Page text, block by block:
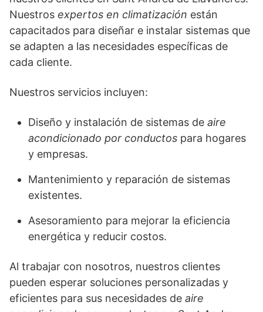
Nuestros expertos en climatización están
capacitados para diseñar e instalar sistemas que
se adapten a las necesidades específicas de
cada cliente.
Nuestros servicios incluyen:
Diseño y instalación de sistemas de aire
acondicionado por conductos para hogares
y empresas.
Mantenimiento y reparación de sistemas
existentes.
Asesoramiento para mejorar la eficiencia
energética y reducir costos.
Al trabajar con nosotros, nuestros clientes
pueden esperar soluciones personalizadas y
eficientes para sus necesidades de aire